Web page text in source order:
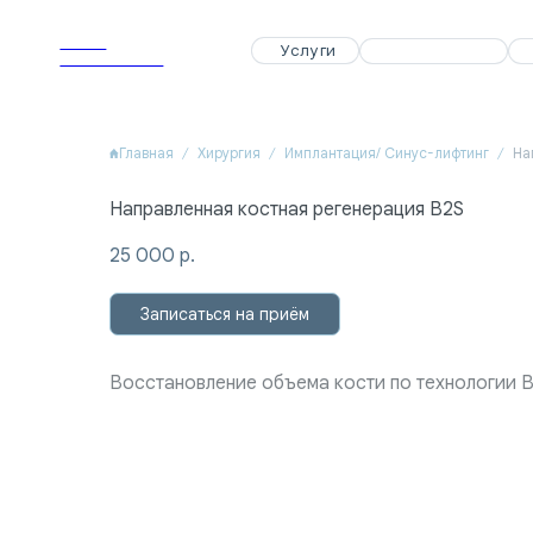
Услуги Специалисты Акции
Dental Clinic Услуги Специалисты Акции
Dental Clinic
Главная Хирургия Имплантация/ Синус-лифтинг
Направленная костная регенерация B2S
25 000 р.
Записаться на приём
Восстановление объема кости по технологии